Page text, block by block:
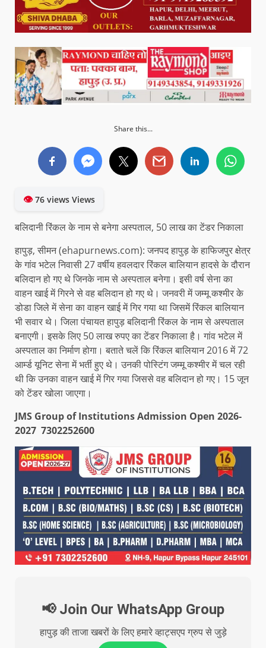
Share this...
👁76 views Views
बलिदानी रिंकल के नाम से बनेगा अस्पताल, 50 लाख का टेंडर निकाला
हापुड़, सीमन (ehapurnews.com): जनपद हापुड़ के हाफिजपुर क्षेत्र
के गांव भटेल निवासी 27 वर्षीय हवलदार रिंकल बालियान हादसे के दौरान
बलिदान हो गए थे जिनके नाम से अस्पताल बनेगा। इसी वर्ष सेना का
वाहन खाई में गिरने से वह बलिदान हो गए थे। जनवरी में जम्मू कश्मीर के
डोडा जिले में सेना का वाहन खाई में गिर गया था जिसमें रिंकल बालियान
भी सवार थे। जिला पंचायत हापुड़ बलिदानी रिंकल के नाम से अस्पताल
बनाएगी। इसके लिए 50 लाख रुपए का टेंडर निकाला है। गांव भटेल में
अस्पताल का निर्माण होगा। बताते चलें कि रिंकल बालियान 2016 में 72
आर्म्ड यूनिट सेना में भर्ती हुए थे। उनकी पोस्टिंग जम्मू कश्मीर में चल रही
थी कि उनका वाहन खाई में गिर गया जिससे वह बलिदान हो गए। 15 जून
को टेंडर खोला जाएगा।
JMS Group of Institutions Admission Open 2026-
2027 7302252600
📢 Join Our WhatsApp Group
हापुड़ की ताजा खबरों के लिए हमारे व्हाट्सएप ग्रुप से जुड़े